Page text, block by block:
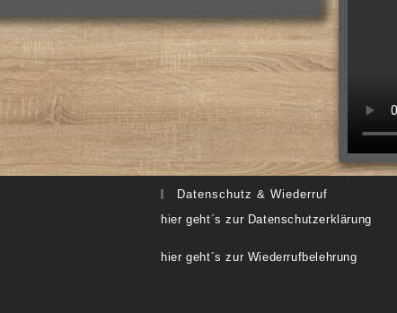
Datenschutz & Wiederruf
hier geht´s zur Datenschutzerklärung
hier geht´s zur Wiederrufbelehrung